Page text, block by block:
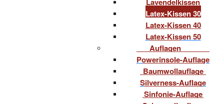
Latex-Kissen 30
Latex-Kissen 40
Latex-Kissen 50
Auflagen
Powerinsole-Auflage
Baumwollauflage
Silverness-Auflage
Sinfonie-Auflage